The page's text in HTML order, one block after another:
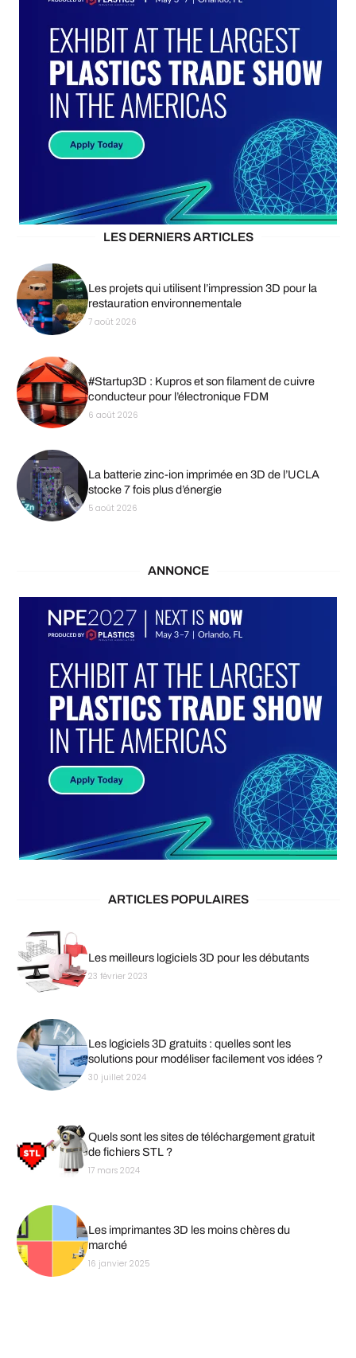
LES DERNIERS ARTICLES
Les projets qui utilisent l’impression 3D pour la
restauration environnementale
7 août 2026
#Startup3D : Kupros et son filament de cuivre
conducteur pour l’électronique FDM
6 août 2026
La batterie zinc-ion imprimée en 3D de l’UCLA
stocke 7 fois plus d’énergie
5 août 2026
ANNONCE
ARTICLES POPULAIRES
Les meilleurs logiciels 3D pour les débutants
23 février 2023
Les logiciels 3D gratuits : quelles sont les
solutions pour modéliser facilement vos idées ?
30 juillet 2024
Quels sont les sites de téléchargement gratuit
de fichiers STL ?
17 mars 2024
Les imprimantes 3D les moins chères du
marché
16 janvier 2025